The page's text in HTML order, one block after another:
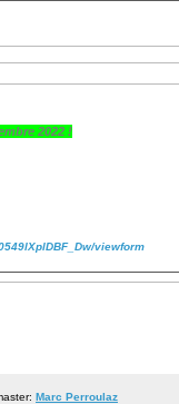
2022 !
viewform
Marc Perroulaz